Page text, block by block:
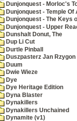
Dunjonquest - Morloc's
Dunjonquest - Temple Of
Dunjonquest - The Keys
Dunjonquest - Upper
Dunshalt Donut, The
Dup Li Cut
Durtle Pinball
Duszpasterz Jan Rzygon
Duum
Dwie Wieze
Dye
Dye Heritage Edition
Dyna Blaster
Dynakillers
Dynakillers Unchained
Dynamite (v1)